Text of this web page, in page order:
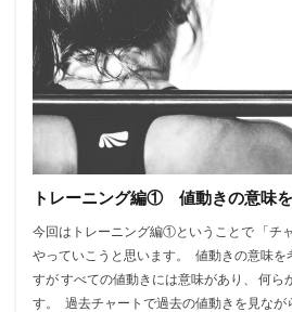
トレーニング編① 値動きの意味
今回はトレーニング編①ということで 「チ
やっていこうと思います。 値動きの意味を
すが すべての値動きには意味があり、 何ら
す。 過去チャートで過去の値動きを見なが